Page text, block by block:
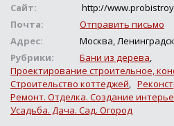
Сайт:
http://
Почта:
Отправить письмо
Адрес:
Москва,
Рубрики:
Бани из дерева,
Проектирование строительное,
Строительство коттеджей,
Ремонт. Отделка. Создание
Усадьба. Дача. Сад. Огород